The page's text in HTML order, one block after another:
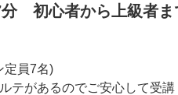
初心者から上級者
定員7名)
テがあるのでご安心して受講